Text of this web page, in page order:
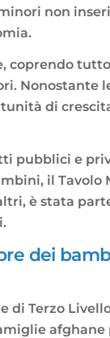
non
coprendo
Nonostante
di
pubblici e
il Tavolo
è stata
dei
Terzo